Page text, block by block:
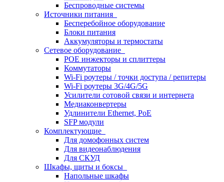
Беспроводные системы
Источники питания
Бесперебойное оборудование
Блоки питания
Аккумуляторы и термостаты
Сетевое оборудование
POE инжекторы и сплиттеры
Коммутаторы
Wi-Fi роутеры / точки доступа / репитеры
Wi-Fi роутеры 3G/4G/5G
Усилители сотовой связи и интернета
Медиаконвертеры
Удлинители Ethernet, PoE
SFP модули
Комплектующие
Для домофонных систем
Для видеонаблюдения
Для СКУД
Шкафы, щиты и боксы
Напольные шкафы